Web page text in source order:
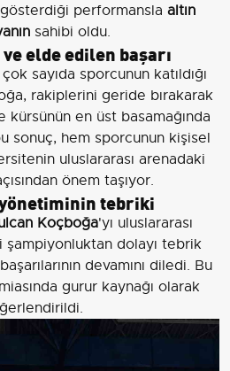
performansla altın
sahibi oldu.
elde edilen başarı
sayıda sporcunun katıldığı
rakiplerini geride bırakarak
kürsünün en üst basamağında
sonuç, hem sporcunun kişisel
uluslararası arenadaki
önem taşıyor.
tebriki
Koçboğa'yı uluslararası
dolayı tebrik
devamını diledi. Bu
gurur kaynağı olarak